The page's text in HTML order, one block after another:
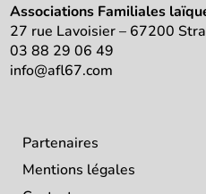
Associations Familiales
27 rue Lavoisier – 67200
03 88 29 06 49
info@afl67.com
Partenaires
Mentions légales